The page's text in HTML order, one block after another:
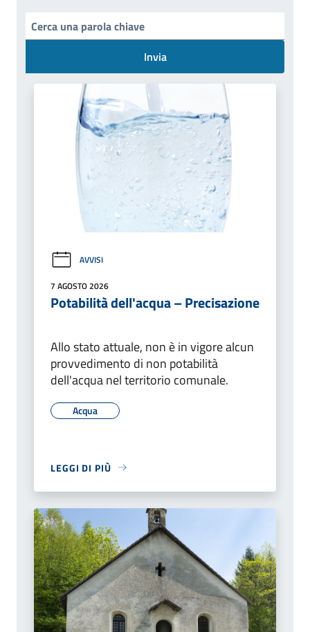
Invia
AVVISI
7 AGOSTO 2026
Potabilità dell'acqua – Precisazione
Allo stato attuale, non è in vigore alcun
provvedimento di non potabilità
dell'acqua nel territorio comunale.
Acqua
LEGGI DI PIÙ